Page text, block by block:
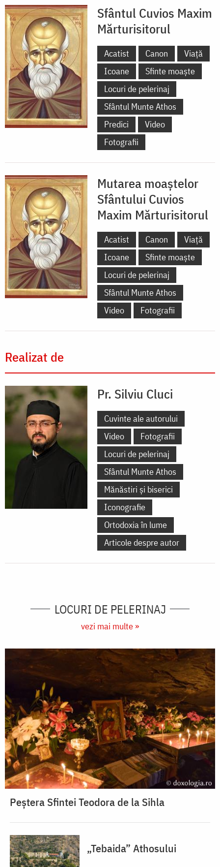
Sfântul Cuvios Maxim
Mărturisitorul
Acatist Canon
Viață
Icoane
Sfinte moaște
Locuri de pelerinaj
Sfântul Munte Athos
Predici
Video
Fotografii
Mutarea moaștelor
Sfântului Cuvios
Maxim Mărturisitorul
Acatist Canon
Viață
Icoane
Sfinte moaște
Locuri de pelerinaj
Sfântul Munte Athos
Video
Fotografii
Realizat de
Pr. Silviu Cluci
Cuvinte ale autorului
Video
Fotografii
Locuri de pelerinaj
Sfântul Munte Athos
Mănăstiri și biserici
Iconografie
Ortodoxia în lume
Articole despre autor
LOCURI DE PELERINAJ
vezi mai multe »
Peștera Sfintei Teodora de la Sihla
„Tebaida” Athosului